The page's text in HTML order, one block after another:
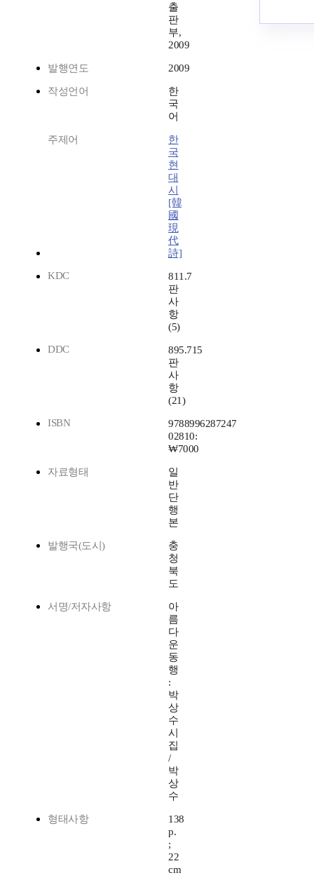
출
판
부,
2009
발행연도 2009
작성언어
한
국
어
주제어
한
국
현
대
시
[韓
國
現
代
詩]
KDC
811.7
판
사
항
(5)
DDC
895.715
판
사
항
(21)
ISBN
9788996287247
02810:
₩7000
자료형태
일
반
단
행
본
발행국(도시)
충
청
북
도
서명/저자사항
아
름
다
운
동
행
:
박
상
수
시
집
/
박
상
수
형태사항
138
p.
;
22
cm